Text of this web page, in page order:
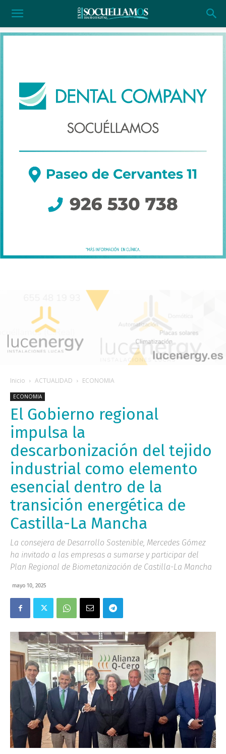
Inicio ACTUALIDAD ECONOMIA
ECONOMIA
El Gobierno regional
impulsa la
descarbonización del tejido
industrial como elemento
esencial dentro de la
transición energética de
Castilla-La Mancha
La consejera de Desarrollo Sostenible, Mercedes Gómez
ha invitado a las empresas a sumarse y participar del
Plan Regional de Biometanización de Castilla-La Mancha
mayo 10, 2025